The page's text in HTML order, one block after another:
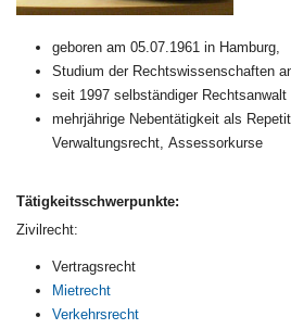
geboren am 05.07.1961 in Hamburg,
Studium der Rechtswissenschaften
seit 1997 selbständiger Rechtsanwalt
mehrjährige Nebentätigkeit als
Verwaltungsrecht, Assessorkurse
Tätigkeitsschwerpunkte:
Zivilrecht:
Vertragsrecht
Mietrecht
Verkehrsrecht